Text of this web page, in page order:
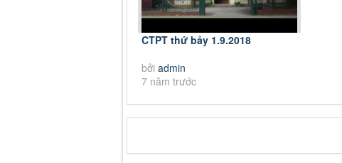
CTPT thứ bảy 1.9.2018
bởi admin
7 năm trước